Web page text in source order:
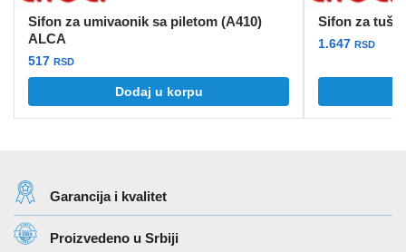
Sifon za umivaonik sa piletom (A410)
ALCA
517 RSD
Dodaj u korpu
Sifon za tuš
1.647 RSD
Garancija i kvalitet
Proizvedeno u Srbiji